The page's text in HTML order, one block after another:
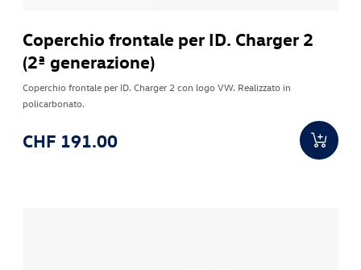
Coperchio frontale per ID. Charger 2
(2ª generazione)
Coperchio frontale per ID. Charger 2 con logo VW. Realizzato in
policarbonato.
CHF 191.00